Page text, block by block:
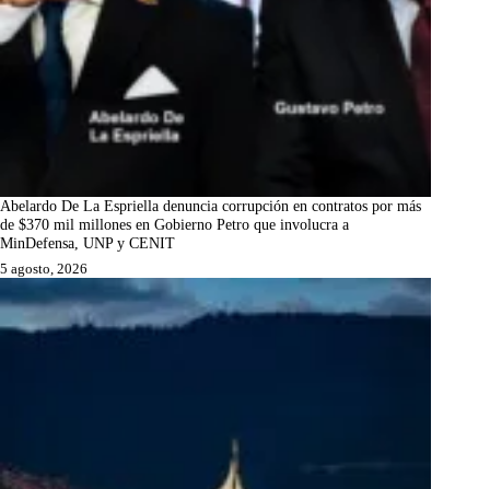
Abelardo De La Espriella denuncia corrupción en contratos por más
de $370 mil millones en Gobierno Petro que involucra a
MinDefensa, UNP y CENIT
5 agosto, 2026